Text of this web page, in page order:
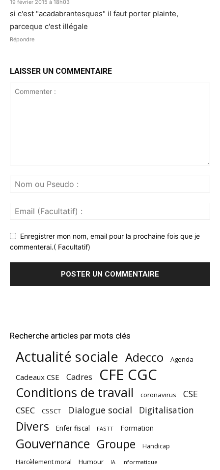
19 février 2015 à 18h03
si c'est "acadabrantesques" il faut porter plainte,
parceque c'est illégale
Répondre
LAISSER UN COMMENTAIRE
Enregistrer mon nom, email pour la prochaine fois que je
commenterai.( Facultatif)
Recherche articles par mots clés
Actualité sociale Adecco Agenda
Cadeaux CSE Cadres CFE CGC
Conditions de travail coronavirus CSE
CSEC CSSCT Dialogue social Digitalisation
Divers Enfer fiscal FASTT Formation
Gouvernance Groupe Handicap
Harcèlement moral Humour IA Informatique